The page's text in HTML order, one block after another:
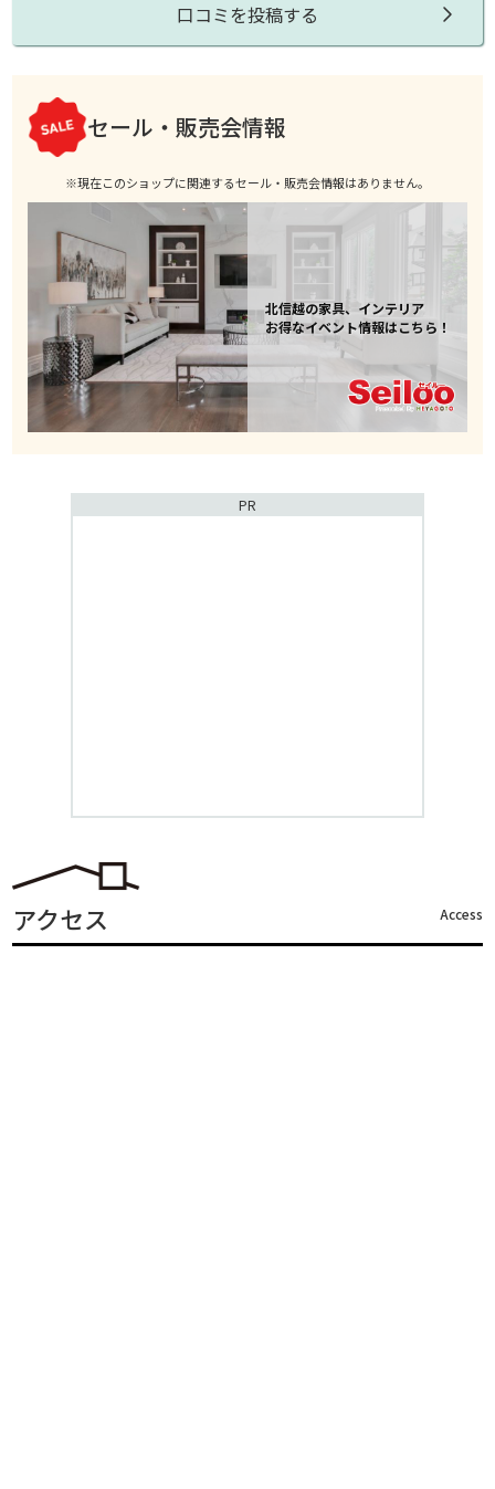
口コミを投稿する
セール・販売会情報
※現在このショップに関連するセール・販売会情報はありません。
北信越の家具、インテリア
お得なイベント情報はこちら！
PR
アクセス Access